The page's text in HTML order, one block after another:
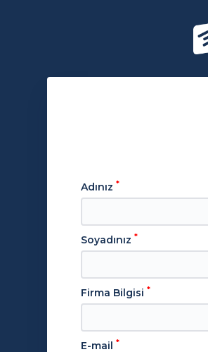
Adınız *
Soyadınız *
Firma Bilgisi *
E-mail *